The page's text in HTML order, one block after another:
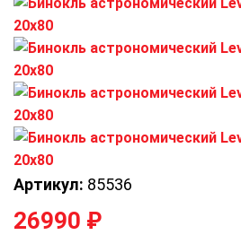
Артикул: 85536
26990 ₽